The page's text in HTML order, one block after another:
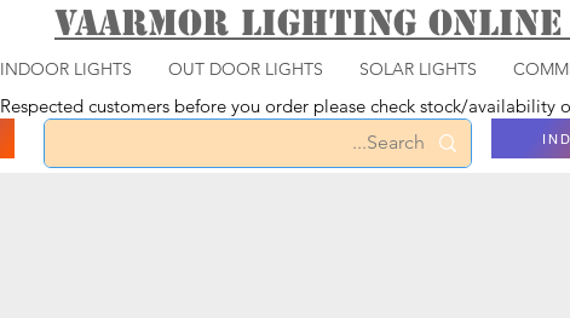
Vaarmor Lighting ONLINE
INDOOR LIGHTS OUT DOOR LIGHTS SOLAR LIGHTS
Respected customers before you order please check stock/availability